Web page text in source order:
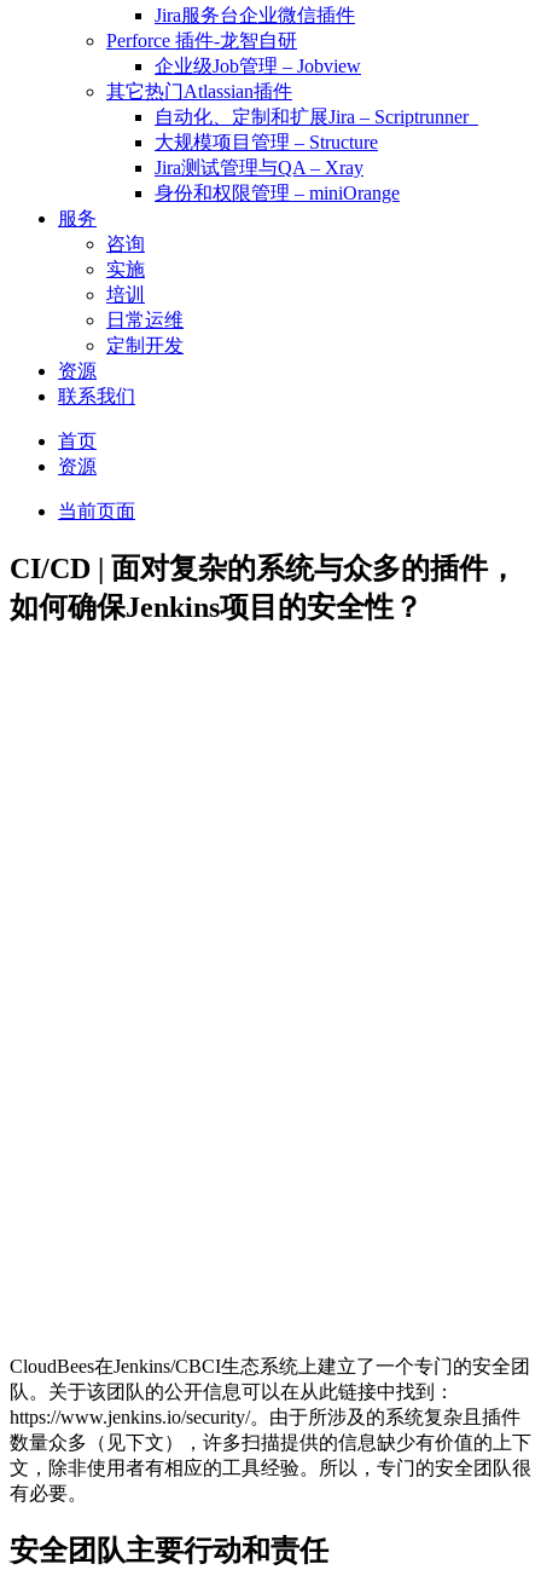
Jira服务台企业微信插件
Perforce 插件-龙智自研
企业级Job管理 – Jobview
其它热门Atlassian插件
自动化、定制和扩展Jira – Scriptrunner
大规模项目管理 – Structure
Jira测试管理与QA – Xray
身份和权限管理 – miniOrange
服务
咨询
实施
培训
日常运维
定制开发
资源
联系我们
首页
资源
当前页面
CI/CD | 面对复杂的系统与众多的插件，
如何确保Jenkins项目的安全性？
CloudBees在Jenkins/CBCI生态系统上建立了一个专门的安全团
队。关于该团队的公开信息可以在从此链接中找到：
https://www.jenkins.io/security/。由于所涉及的系统复杂且插件
数量众多（见下文），许多扫描提供的信息缺少有价值的上下
文，除非使用者有相应的工具经验。所以，专门的安全团队很
有必要。
安全团队主要行动和责任